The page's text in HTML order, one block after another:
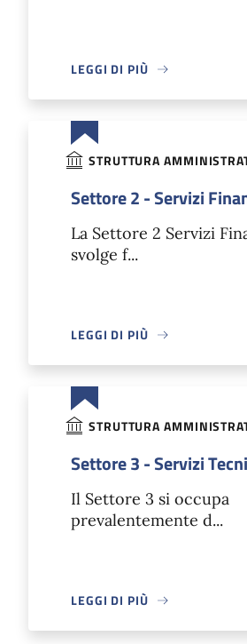
LEGGI DI PIÙ
STRUTTURA
Settore 2 - Servizi
La Settore 2 Servizi
svolge f...
LEGGI DI PIÙ
STRUTTURA
Settore 3 - Servizi
Il Settore 3 si occupa
prevalentemente d...
LEGGI DI PIÙ